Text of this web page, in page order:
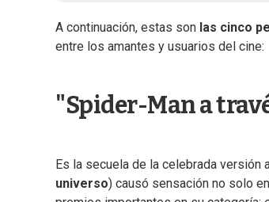
A continuación, estas son las cinco
entre los amantes y usuarios del cine:
"Spider-Man a
Es la secuela de la celebrada versión
universo) causó sensación no solo